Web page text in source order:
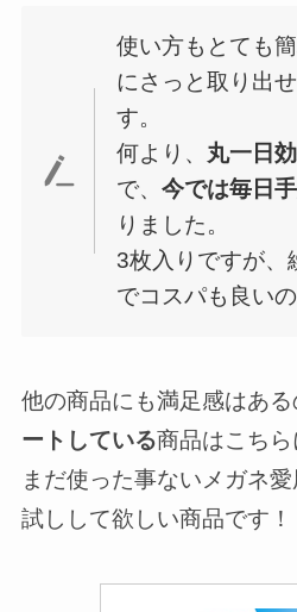
使い方もとても
にさっと取り出
す。
何より、 丸一日
で、 今では毎日
りました。
3枚入りですが、
でコスパも良い
他の商品にも満足感はある
ートしている商品はこちら
まだ使った事ないメガネ
試しして欲しい商品です！